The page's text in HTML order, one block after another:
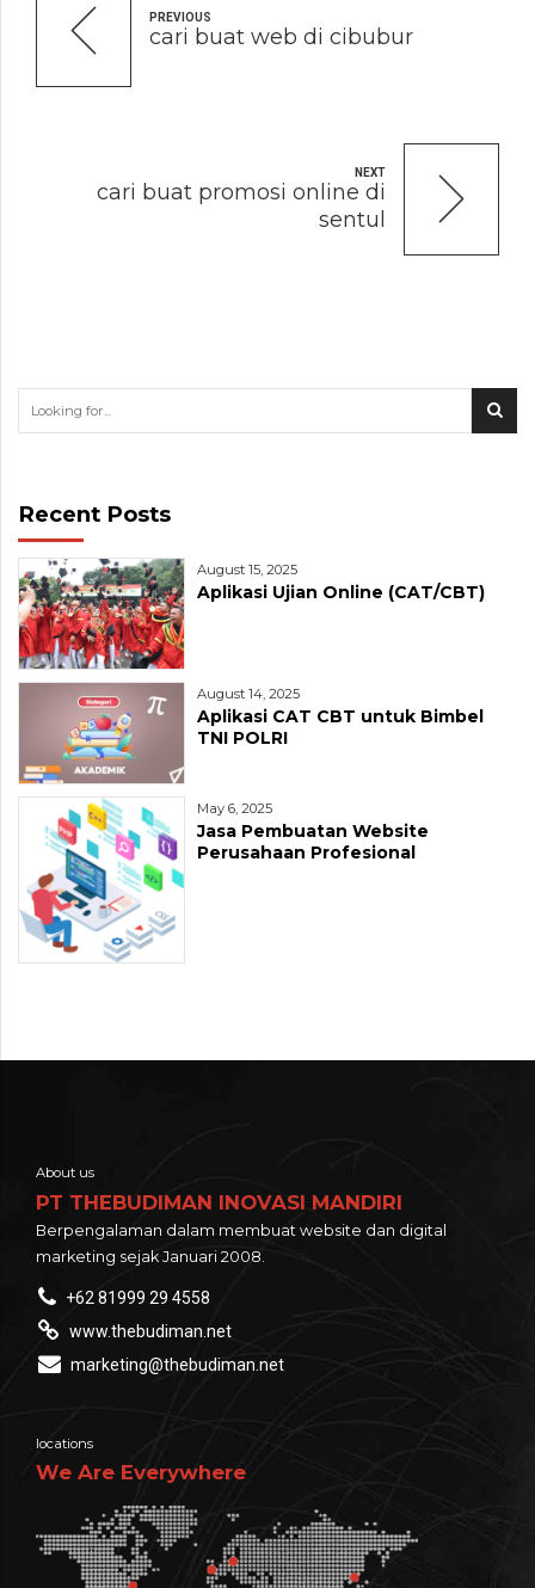
PREVIOUS
cari buat web di cibubur
NEXT
cari buat promosi online di
sentul
Recent Posts
August 15, 2025
Aplikasi Ujian Online (CAT/CBT)
August 14, 2025
Aplikasi CAT CBT untuk Bimbel
TNI POLRI
May 6, 2025
Jasa Pembuatan Website
Perusahaan Profesional
About us
PT THEBUDIMAN INOVASI MANDIRI
Berpengalaman dalam membuat website dan digital
marketing sejak Januari 2008.
+62 81999 29 4558
www.thebudiman.net
marketing@thebudiman.net
locations
We Are Everywhere